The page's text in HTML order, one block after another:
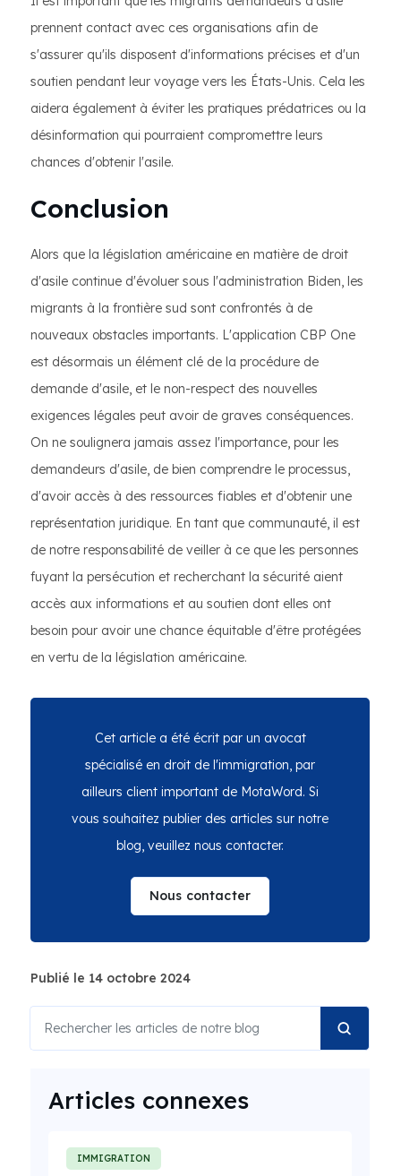
prennent contact avec ces organisations afin de
s'assurer qu'ils disposent d'informations précises et d'un
soutien pendant leur voyage vers les États-Unis. Cela les
aidera également à éviter les pratiques prédatrices ou la
désinformation qui pourraient compromettre leurs
chances d'obtenir l'asile.
Conclusion
Alors que la législation américaine en matière de droit
d'asile continue d'évoluer sous l'administration Biden, les
migrants à la frontière sud sont confrontés à de
nouveaux obstacles importants. L'application CBP One
est désormais un élément clé de la procédure de
demande d'asile, et le non-respect des nouvelles
exigences légales peut avoir de graves conséquences.
On ne soulignera jamais assez l'importance, pour les
demandeurs d'asile, de bien comprendre le processus,
d'avoir accès à des ressources fiables et d'obtenir une
représentation juridique. En tant que communauté, il est
de notre responsabilité de veiller à ce que les personnes
fuyant la persécution et recherchant la sécurité aient
accès aux informations et au soutien dont elles ont
besoin pour avoir une chance équitable d'être protégées
en vertu de la législation américaine.
Cet article a été écrit par un avocat
spécialisé en droit de l'immigration, par
ailleurs client important de MotaWord. Si
vous souhaitez publier des articles sur notre
blog, veuillez nous contacter.
Nous contacter
Publié le 14 octobre 2024
Articles connexes
IMMIGRATION